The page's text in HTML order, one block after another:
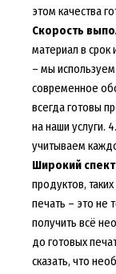
этом качества
Скорость
материал в срок
– мы
современное
всегда готовы
на наши услуги. 4.
учитываем
Широкий
продуктов,
печать – это не
получить всё
до готовых
сказать, что